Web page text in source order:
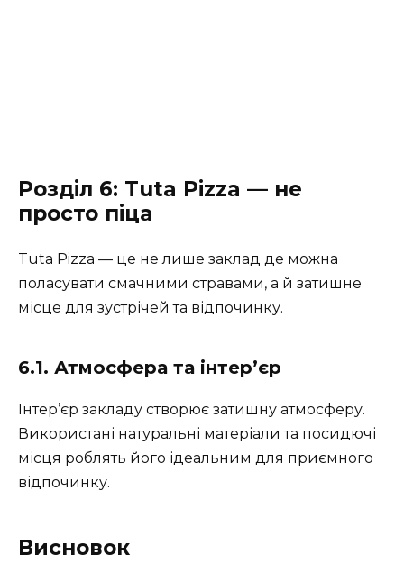
Розділ 6: Tuta Pizza — не
просто піца
Tuta Pizza — це не лише заклад де можна
поласувати смачними стравами, а й затишне
місце для зустрічей та відпочинку.
6.1. Атмосфера та інтер’єр
Інтер’єр закладу створює затишну атмосферу.
Використані натуральні матеріали та посидючі
місця роблять його ідеальним для приємного
відпочинку.
Висновок